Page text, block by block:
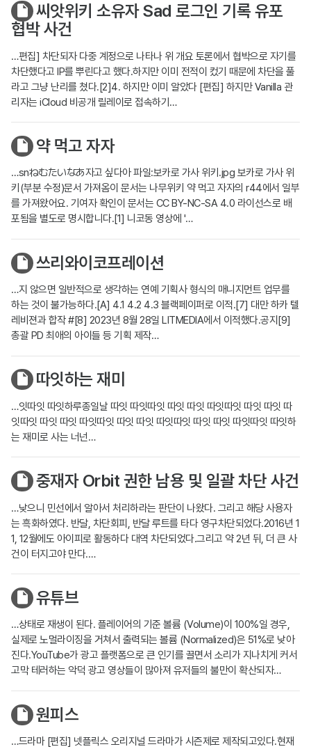
씨앗위키 소유자 Sad 로그인 기록 유포
협박 사건
…편집] 차단되자 다중 계정으로 나타나 위 개요 토론에서 협박으로 자기를
차단했다고 IP를 뿌린다고 했다.하지만 이미 전적이 컸기 때문에 차단을 풀
라고 그냥 난리를 쳤다.[2]4. 하지만 이미 알았다 [편집] 하지만 Vanilla 관
리자는 iCloud 비공개 릴레이로 접속하기…
약 먹고 자자
…snねむたいなあ자고 싶다아 파일:보카로 가사 위키.jpg 보카로 가사 위
키(부분 수정)문서 가져옴이 문서는 나무위키 약 먹고 자자의 r44에서 일부
를 가져왔어요. 기여자 확인이 문서는 CC BY-NC-SA 4.0 라이선스로 배
포됨을 별도로 명시합니다.[1] 니코동 영상에 '…
쓰리와이코프레이션
…지 않으면 일반적으로 생각하는 연예 기획사 형식의 매니지먼트 업무를
하는 것이 불가능하다.[A] 4.1 4.2 4.3 블랙페이퍼로 이적.[7] 대만 하카 텔
레비젼과 합작 #[8] 2023년 8월 28일 LITMEDIA에서 이적했다.공지[9]
총괄 PD 최애의 아이들 등 기획 제작…
따잇하는 재미
…잇따잇 따잇하루종일날 따잇 따잇따잇 따잇 따잇 따잇따잇 따잇 따잇 따
잇따잇 따잇 따잇 따잇따잇 따잇 따잇 따잇따잇 따잇 따잇 따잇따잇 따잇하
는 재미로 사는 너넌…
중재자 Orbit 권한 남용 및 일괄 차단 사건
…낮으니 민선에서 알아서 처리하라는 판단이 나왔다. 그리고 해당 사용자
는 흑화하였다. 반달, 차단회피, 반달 루트를 타다 영구차단되었다.2016년 1
1, 12월에도 아이피로 활동하다 대역 차단되었다.그리고 약 2년 뒤, 더 큰 사
건이 터지고야 만다.…
유튜브
…상태로 재생이 된다. 플레이어의 기준 볼륨 (Volume)이 100%일 경우,
실제로 노멀라이징을 거쳐서 출력되는 볼륨 (Normalized)은 51%로 낮아
진다.YouTube가 광고 플랫폼으로 큰 인기를 끌면서 소리가 지나치게 커서
고막 테러하는 악덕 광고 영상들이 많아져 유저들의 불만이 확산되자…
원피스
…드라마 [편집] 넷플릭스 오리지널 드라마가 시즌제로 제작되고있다.현재